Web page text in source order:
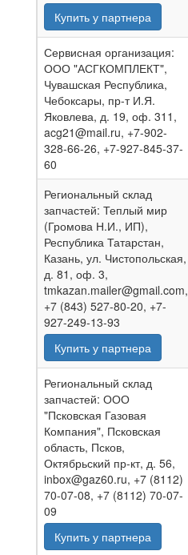
Купить у партнера
Сервисная организация:
ООО "АСГКОМПЛЕКТ",
Чувашская Республика,
Чебоксары, пр-т И.Я.
Яковлева, д. 19, оф. 311,
acg21@mail.ru, +7-902-
328-66-26, +7-927-845-37-
60
Региональный склад
запчастей: Теплый мир
(Громова Н.И., ИП),
Республика Татарстан,
Казань, ул. Чистопольская,
д. 81, оф. 3,
tmkazan.mailer@gmail.com,
+7 (843) 527-80-20, +7-
927-249-13-93
Купить у партнера
Региональный склад
запчастей: ООО
"Псковская Газовая
Компания", Псковская
область, Псков,
Октябрьский пр-кт, д. 56,
inbox@gaz60.ru, +7 (8112)
70-07-08, +7 (8112) 70-07-
09
Купить у партнера